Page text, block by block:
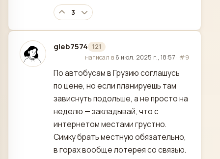
3
gleb7574 121
отредактировано
написал в 6 июл. 2025 г., 18:57 · #9
По автобусам в Грузию соглашусь
по цене, но если планируешь там
зависнуть подольше, а не просто на
неделю — закладывай, что с
интернетом местами грустно.
Симку брать местную обязательно,
в горах вообще лотерея со связью.